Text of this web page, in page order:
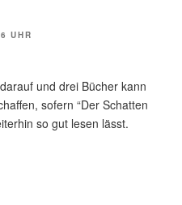
UHR
und drei Bücher kann
sofern “Der Schatten
so gut lesen lässt.